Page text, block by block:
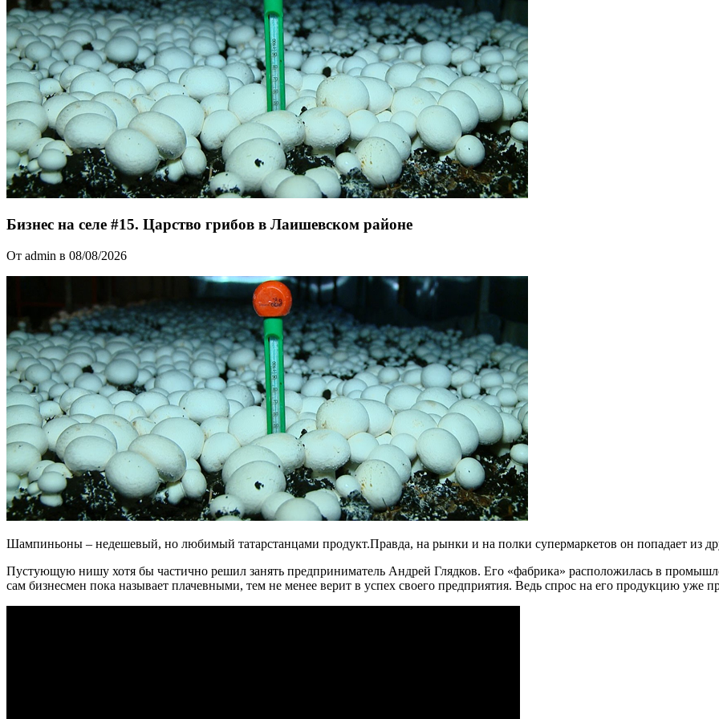
Бизнес на селе #15. Царство грибов в Лаишевском районе
От admin в 08/08/2026
Шампиньоны – недешевый, но любимый татарстанцами продукт.Правда, на рынки и на полки супермаркетов он попадает из
Пустующую нишу хотя бы частично решил занять предприниматель Андрей Глядков. Его «фабрика» расположилась в
сам бизнесмен пока называет плачевными, тем не менее верит в успех своего предприятия. Ведь спрос на его продукцию уже